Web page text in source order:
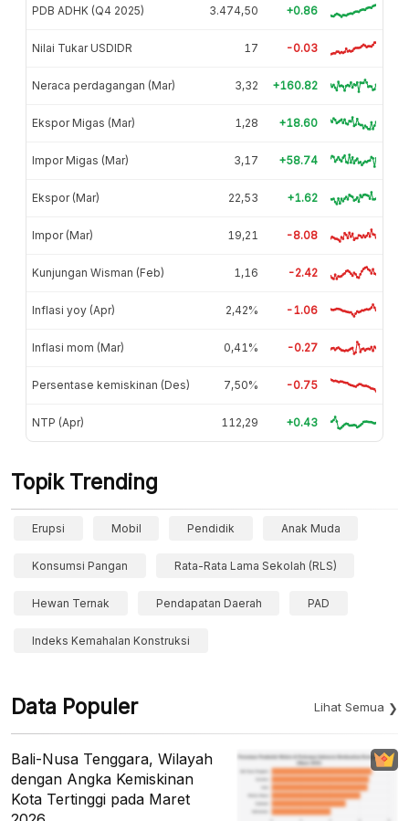
PDB ADHK (Q4 2025) 3.474,50 +0.86
Nilai Tukar USDIDR 17 -0.03
Neraca perdagangan (Mar) 3,32 +160.82
Ekspor Migas (Mar) 1,28 +18.60
Impor Migas (Mar) 3,17 +58.74
Ekspor (Mar) 22,53 +1.62
Impor (Mar) 19,21 -8.08
Kunjungan Wisman (Feb) 1,16 -2.42
Inflasi yoy (Apr) 2,42% -1.06
Inflasi mom (Mar) 0,41% -0.27
Persentase kemiskinan (Des) 7,50% -0.75
NTP (Apr) 112,29 +0.43
Topik Trending
Erupsi Mobil Pendidik Anak Muda
Konsumsi Pangan Rata-Rata Lama Sekolah (RLS)
Hewan Ternak Pendapatan Daerah PAD
Indeks Kemahalan Konstruksi
Data Populer Lihat Semua
Bali-Nusa Tenggara, Wilayah
dengan Angka Kemiskinan
Kota Tertinggi pada Maret